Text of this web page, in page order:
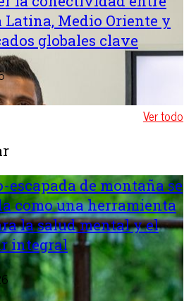
Latina, Medio Oriente y
globales clave
Ver todo
escapada de montaña se
como una herramienta
la salud mental y el
integral